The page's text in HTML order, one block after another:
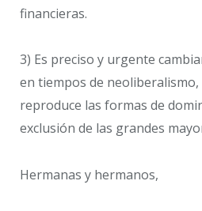
financieras.
3) Es preciso y urgente
en tiempos de
reproduce las formas de
exclusión de las grandes
Hermanas y hermanos,